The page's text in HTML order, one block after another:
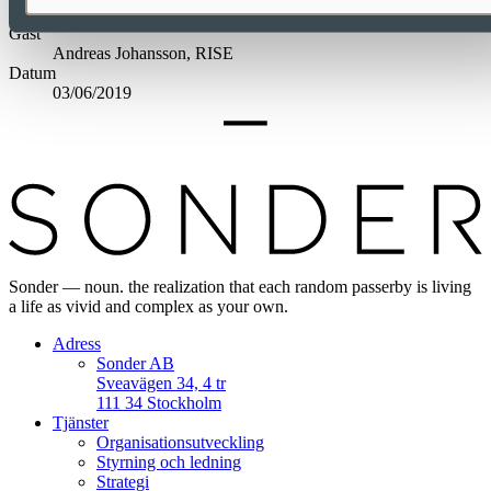
Gäst
Andreas Johansson, RISE
Datum
03/06/2019
Sonder — noun. the realization that each random passerby is living
a life as vivid and complex as your own.
Adress
Sonder AB
Sveavägen 34, 4 tr
111 34 Stockholm
Tjänster
Organisationsutveckling
Styrning och ledning
Strategi